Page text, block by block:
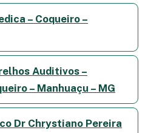
– Coqueiro –
Auditivos –
– Manhuaçu – MG
Dr Chrystiano Pereira